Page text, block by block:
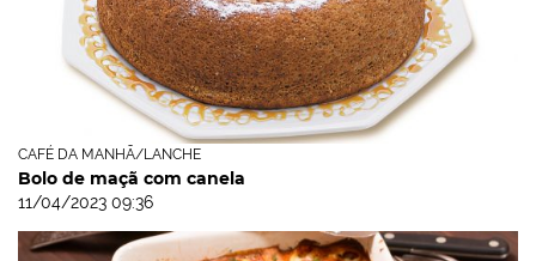
CAFÉ DA MANHÃ/LANCHE
Bolo de maçã com canela
11/04/2023 09:36